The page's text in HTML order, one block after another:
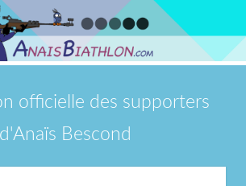
officielle des supporters
d'Anaïs Bescond